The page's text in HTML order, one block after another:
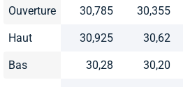
Ouverture 30,785 30,355
Haut 30,925 30,62
Bas 30,28 30,20